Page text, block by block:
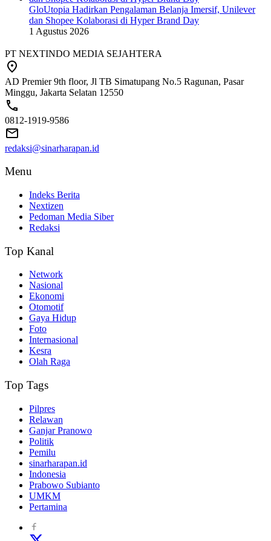
GloUtopia Hadirkan Pengalaman Belanja Imersif, Unilever
dan Shopee Kolaborasi di Hyper Brand Day
1 Agustus 2026
PT NEXTINDO MEDIA SEJAHTERA
AD Premier 9th floor, Jl TB Simatupang No.5 Ragunan, Pasar
Minggu, Jakarta Selatan 12550
0812-1919-9586
redaksi@sinarharapan.id
Menu
Indeks Berita
Nextizen
Pedoman Media Siber
Redaksi
Top Kanal
Network
Nasional
Ekonomi
Otomotif
Gaya Hidup
Foto
Internasional
Kesra
Olah Raga
Top Tags
Pilpres
Relawan
Ganjar Pranowo
Politik
Pemilu
sinarharapan.id
Indonesia
Prabowo Subianto
UMKM
Pertamina